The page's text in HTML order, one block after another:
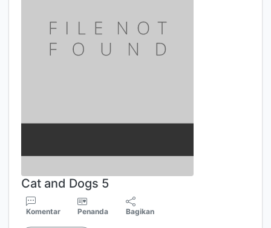
Cat and Dogs 5
Komentar Penanda Bagikan